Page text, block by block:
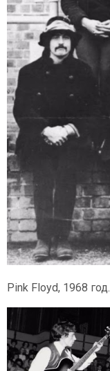
Pink Floyd, 1968 год.